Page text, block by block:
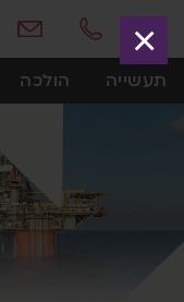
×
תעשייה
הולכה